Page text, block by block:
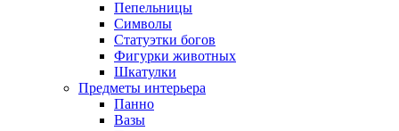
Пепельницы
Символы
Статуэтки богов
Фигурки животных
Шкатулки
Предметы интерьера
Панно
Вазы